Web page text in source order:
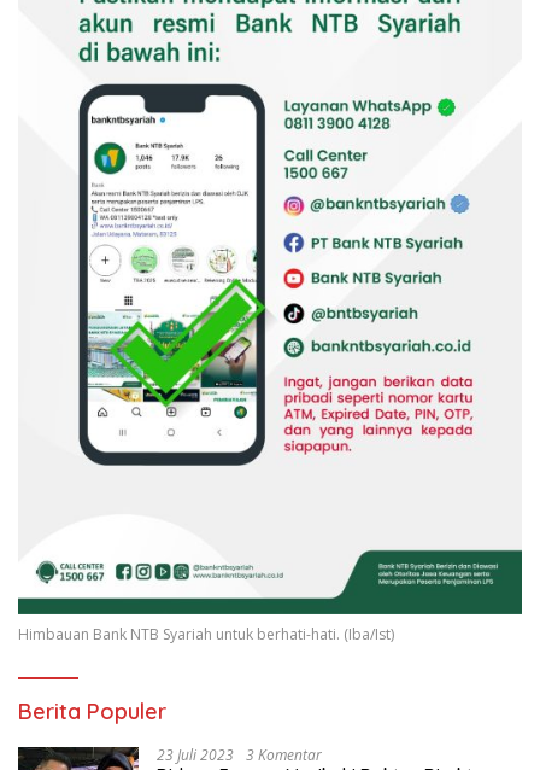
Himbauan Bank NTB Syariah untuk berhati-hati. (Iba/Ist)
Berita Populer
23 Juli 2023 3 Komentar